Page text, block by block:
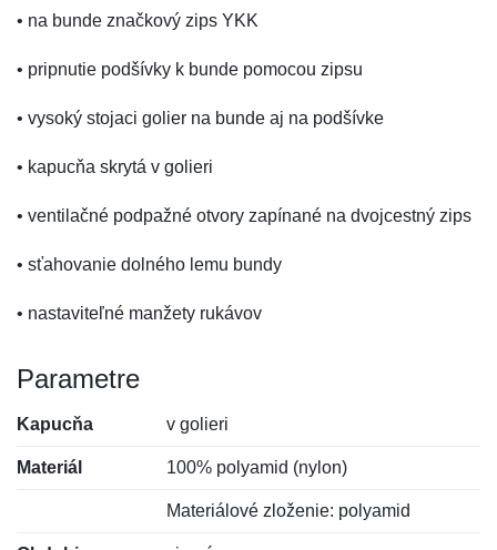
• na bunde značkový zips YKK
• pripnutie podšívky k bunde pomocou zipsu
• vysoký stojaci golier na bunde aj na podšívke
• kapucňa skrytá v golieri
• ventilačné podpažné otvory zapínané na dvojcestný zips
• sťahovanie dolného lemu bundy
• nastaviteľné manžety rukávov
Parametre
Kapucňa v golieri
Materiál 100% polyamid (nylon)
Materiálové zloženie: polyamid